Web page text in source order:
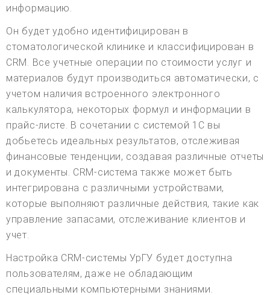
информацию.
Он будет удобно идентифицирован в
стоматологической клинике и классифицирован в
CRM. Все учетные операции по стоимости услуг и
материалов будут производиться автоматически, с
учетом наличия встроенного электронного
калькулятора, некоторых формул и информации в
прайс-листе. В сочетании с системой 1С вы
добьетесь идеальных результатов, отслеживая
финансовые тенденции, создавая различные отчеты
и документы. CRM-система также может быть
интегрирована с различными устройствами,
которые выполняют различные действия, такие как
управление запасами, отслеживание клиентов и
учет.
Настройка CRM-системы УрГУ будет доступна
пользователям, даже не обладающим
специальными компьютерными знаниями.